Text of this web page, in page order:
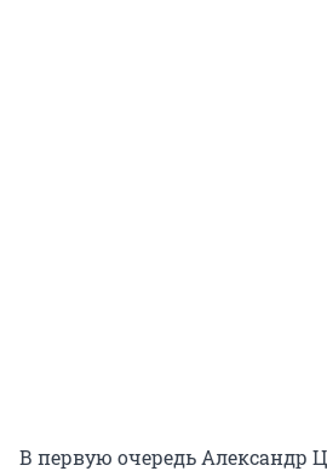
В первую очередь Александр